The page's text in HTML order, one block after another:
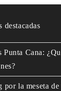
destacadas
Cana:
por la meseta